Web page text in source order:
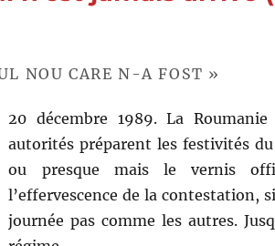
NOU CARE N-A FOST »
20 décembre 1989. La
autorités préparent les festivités
ou presque mais le vernis
l’effervescence de la contestation,
journée pas comme les autres.